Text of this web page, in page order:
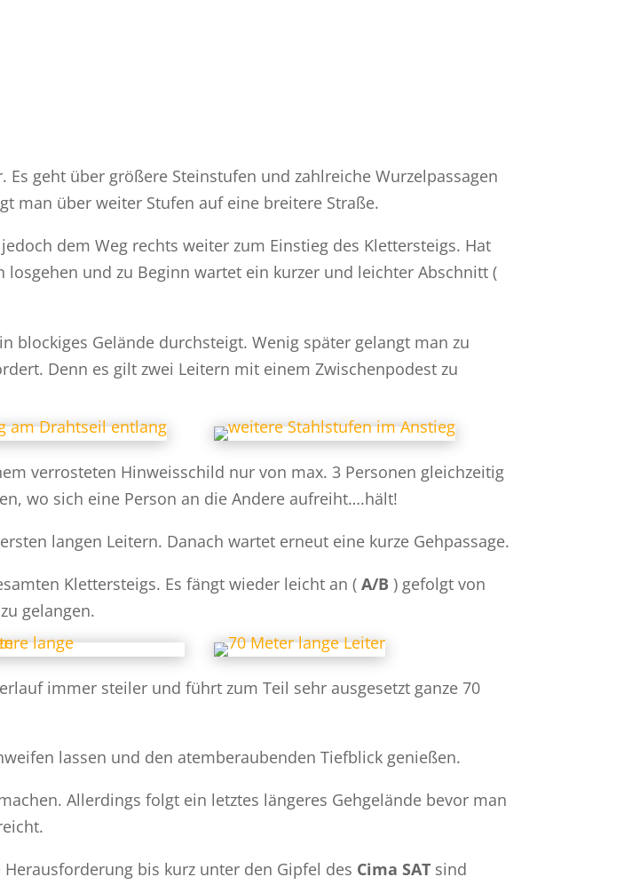
geht über größere Steinstufen und zahlreiche Wurzelpassagen
man über weiter Stufen auf eine breitere Straße.
dem Weg rechts weiter zum Einstieg des Klettersteigs. Hat
und zu Beginn wartet ein kurzer und leichter Abschnitt (
blockiges Gelände durchsteigt. Wenig später gelangt man zu
Denn es gilt zwei Leitern mit einem Zwischenpodest zu
verrosteten Hinweisschild nur von max. 3 Personen gleichzeitig
wo sich eine Person an die Andere aufreiht….hält!
langen Leitern. Danach wartet erneut eine kurze Gehpassage.
Klettersteigs. Es fängt wieder leicht an ( A/B ) gefolgt von
gelangen.
immer steiler und führt zum Teil sehr ausgesetzt ganze 70
lassen und den atemberaubenden Tiefblick genießen.
Allerdings folgt ein letztes längeres Gehgelände bevor man
Herausforderung bis kurz unter den Gipfel des Cima SAT sind